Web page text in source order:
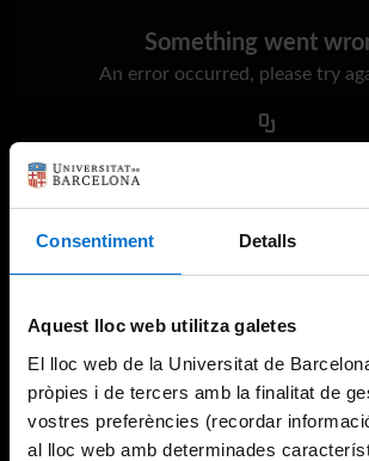
Consentiment Detalls
Aquest lloc web utilitza galetes
El lloc web de la Universitat de
pròpies i de tercers amb la finalitat de
vostres preferències (recordar
al lloc web amb determinades
Something went
An error occurred, please try